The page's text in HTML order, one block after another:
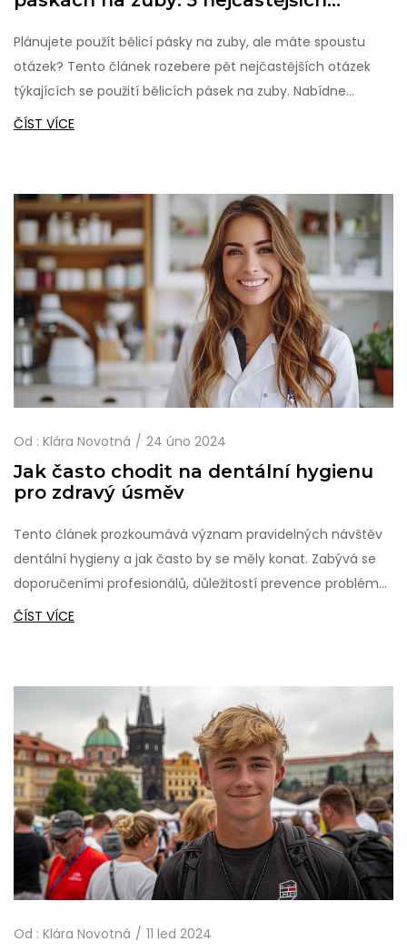
Plánujete použít bělicí pásky na zuby, ale máte spoustu
otázek? Tento článek rozebere pět nejčastějších otázek
týkajících se použití bělicích pásek na zuby. Nabídne
podrobné odpovědi a tipy, jak dosáhnout nejlepších
této populární metodě bělení zubů.
ČÍST VÍCE
Od : Klára Novotná 24 úno 2024
Jak často chodit na dentální hygienu
pro zdravý úsměv
Tento článek prozkoumává význam pravidelných návštěv
dentální hygieny a jak často by se měly konat. Zabývá se
doporučeními profesionálů, důležitostí prevence problémů
s ústní dutinou a poskytuje užitečné tipy na udržení
mohou ovlivnit jejich frekvenci.
ČÍST VÍCE
Od : Klára Novotná 11 led 2024